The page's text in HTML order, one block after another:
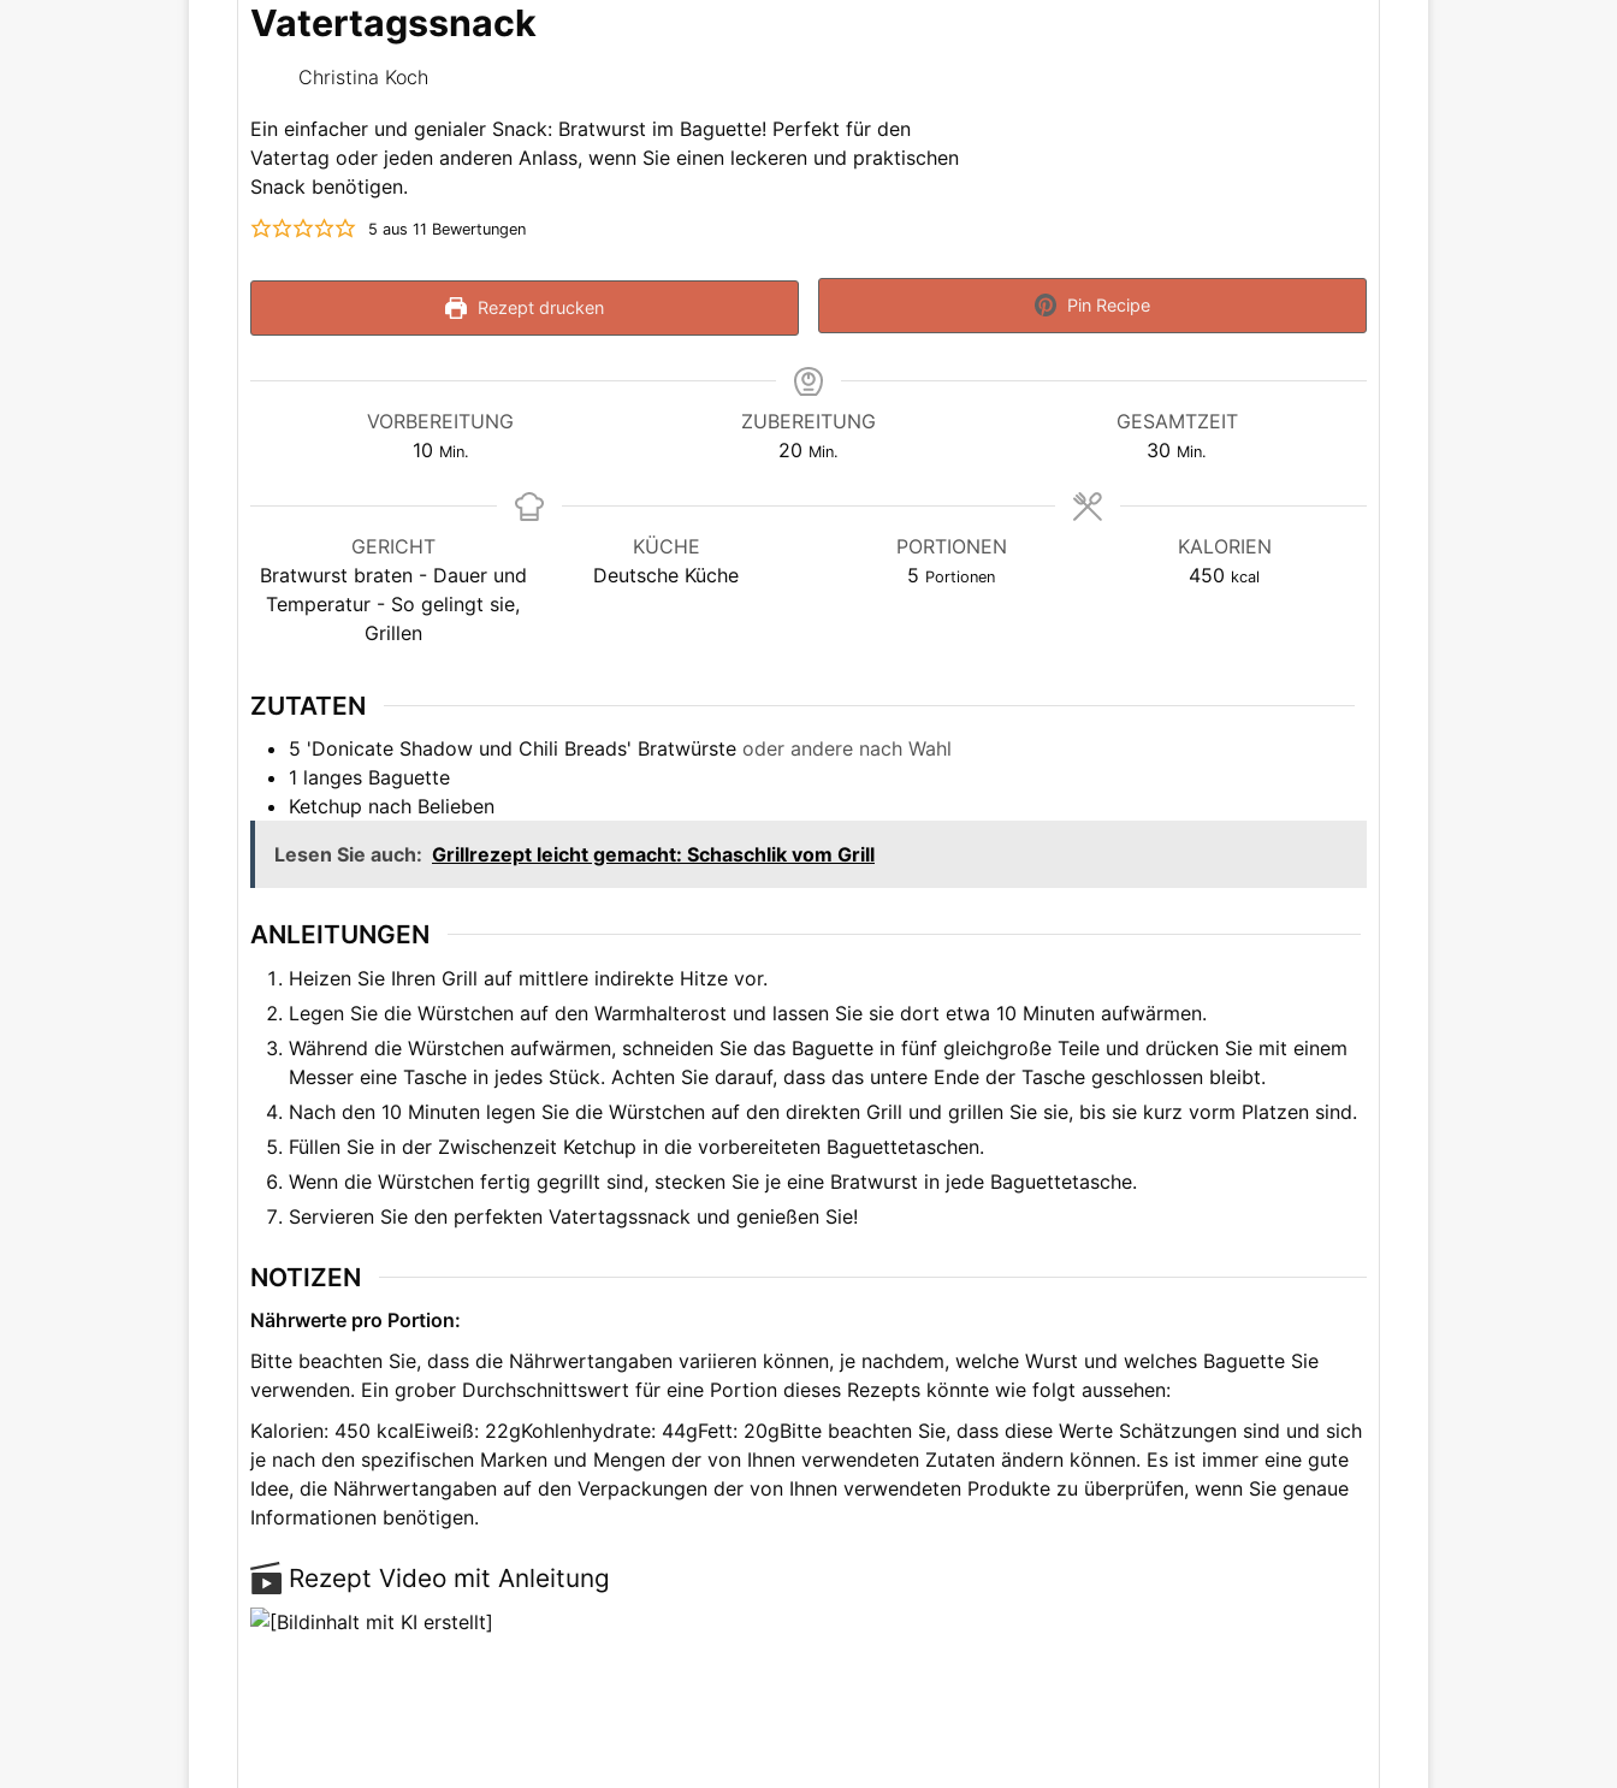
Vatertagssnack
Christina Koch
Ein einfacher und genialer Snack: Bratwurst im Baguette! Perfekt für den
Vatertag oder jeden anderen Anlass, wenn Sie einen leckeren und praktischen
Snack benötigen.
5 aus 11 Bewertungen
Rezept drucken Pin Recipe
VORBEREITUNG
10Minuten
Min.
ZUBEREITUNG
20 Minuten
Min.
GESAMTZEIT
30 Minuten
Min.
GERICHT
Bratwurst braten - Dauer und
Temperatur - So gelingt sie,
Grillen
KÜCHE
Deutsche Küche
PORTIONEN
5 Portionen
KALORIEN
450 kcal
ZUTATEN
5 'Donicate Shadow und Chili Breads' Bratwürste oder andere nach Wahl
1 langes Baguette
Ketchup nach Belieben
Lesen Sie auch: Grillrezept leicht gemacht: Schaschlik vom Grill
ANLEITUNGEN
Heizen Sie Ihren Grill auf mittlere indirekte Hitze vor.
Legen Sie die Würstchen auf den Warmhalterost und lassen Sie sie dort etwa 10 Minuten aufwärmen.
Während die Würstchen aufwärmen, schneiden Sie das Baguette in fünf gleichgroße Teile und drücken Sie mit einem
Messer eine Tasche in jedes Stück. Achten Sie darauf, dass das untere Ende der Tasche geschlossen bleibt.
Nach den 10 Minuten legen Sie die Würstchen auf den direkten Grill und grillen Sie sie, bis sie kurz vorm Platzen sind.
Füllen Sie in der Zwischenzeit Ketchup in die vorbereiteten Baguettetaschen.
Wenn die Würstchen fertig gegrillt sind, stecken Sie je eine Bratwurst in jede Baguettetasche.
Servieren Sie den perfekten Vatertagssnack und genießen Sie!
NOTIZEN
Nährwerte pro Portion:
Bitte beachten Sie, dass die Nährwertangaben variieren können, je nachdem, welche Wurst und welches Baguette Sie
verwenden. Ein grober Durchschnittswert für eine Portion dieses Rezepts könnte wie folgt aussehen:
Kalorien: 450 kcalEiweiß: 22gKohlenhydrate: 44gFett: 20gBitte beachten Sie, dass diese Werte Schätzungen sind und sich
je nach den spezifischen Marken und Mengen der von Ihnen verwendeten Zutaten ändern können. Es ist immer eine gute
Idee, die Nährwertangaben auf den Verpackungen der von Ihnen verwendeten Produkte zu überprüfen, wenn Sie genaue
Informationen benötigen.
Rezept Video mit Anleitung